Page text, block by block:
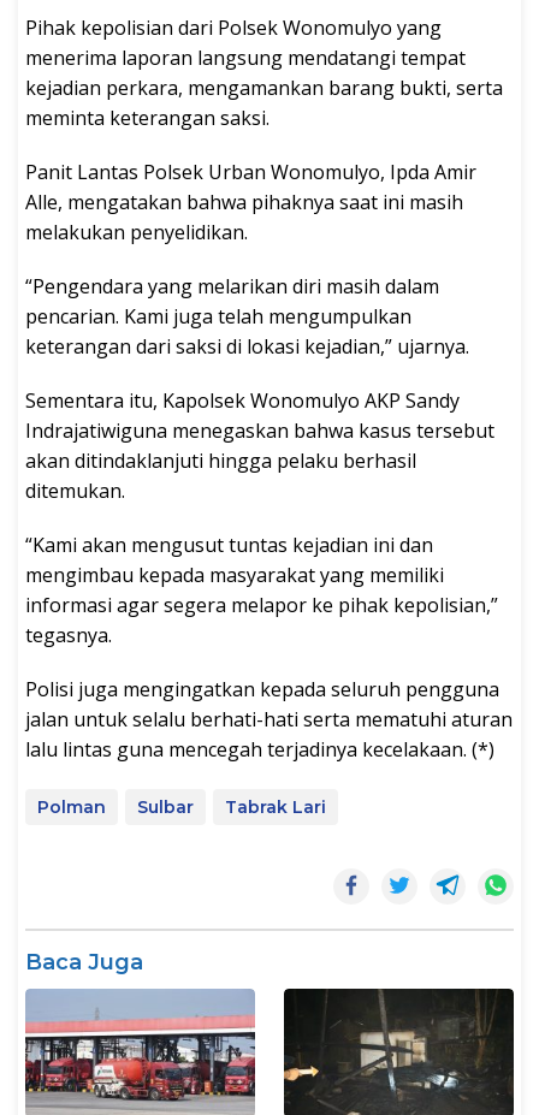
Pihak kepolisian dari Polsek Wonomulyo yang
menerima laporan langsung mendatangi tempat
kejadian perkara, mengamankan barang bukti, serta
meminta keterangan saksi.
Panit Lantas Polsek Urban Wonomulyo, Ipda Amir
Alle, mengatakan bahwa pihaknya saat ini masih
melakukan penyelidikan.
“Pengendara yang melarikan diri masih dalam
pencarian. Kami juga telah mengumpulkan
keterangan dari saksi di lokasi kejadian,” ujarnya.
Sementara itu, Kapolsek Wonomulyo AKP Sandy
Indrajatiwiguna menegaskan bahwa kasus tersebut
akan ditindaklanjuti hingga pelaku berhasil
ditemukan.
“Kami akan mengusut tuntas kejadian ini dan
mengimbau kepada masyarakat yang memiliki
informasi agar segera melapor ke pihak kepolisian,”
tegasnya.
Polisi juga mengingatkan kepada seluruh pengguna
jalan untuk selalu berhati-hati serta mematuhi aturan
lalu lintas guna mencegah terjadinya kecelakaan. (*)
Polman Sulbar Tabrak Lari
Baca Juga